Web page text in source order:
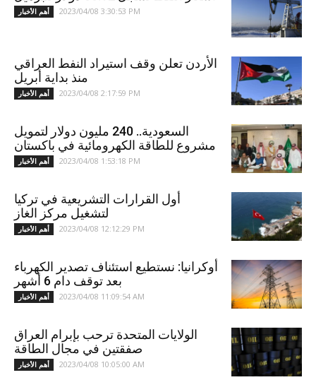
أهم الأخبار 2023/04/08 3:30:53 PM
الأردن تعلن وقف استيراد النفط العراقي
منذ بداية أبريل
أهم الأخبار 2023/04/08 2:17:59 PM
السعودية.. 240 مليون دولار لتمويل
مشروع للطاقة الكهرومائية في باكستان
أهم الأخبار 2023/04/08 1:53:18 PM
أول القرارات التشريعية في تركيا
لتشغيل مركز الغاز
أهم الأخبار 2023/04/08 12:12:29 PM
أوكرانيا: نستطيع استئناف تصدير الكهرباء
بعد توقف دام 6 أشهر
أهم الأخبار 2023/04/08 11:09:54 AM
الولايات المتحدة ترحب بإبرام العراق
صفقتين في مجال الطاقة
أهم الأخبار 2023/04/08 10:05:00 AM